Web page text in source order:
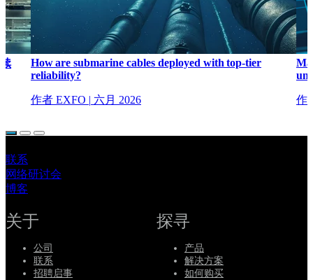
How are submarine cables deployed with top-tier
reliability?
作者 EXFO | 六月 2026 作
联系
网络研讨会
博客
关于
公司
联系
招聘启事
探寻
产品
解决方案
如何购买